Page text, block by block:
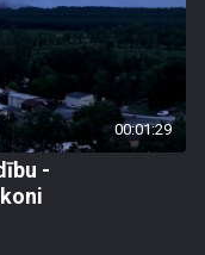
00:01:29
-